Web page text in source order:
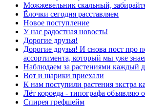
Можжевельник скальный,
Ёлочки сегодня расставляем
Новое поступление
У нас радостная новость!
Дорогие друзья!
Дорогие друзья! И снова пост про
ассортимента, который мы уже
Наблюдаем за растениями каждый
Вот и шарики приехали
К нам поступили растения экстра
Лёт короеда - типографа объявляю
Спирея грефшейм